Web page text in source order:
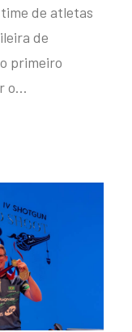
de atletas
de
primeiro
o…